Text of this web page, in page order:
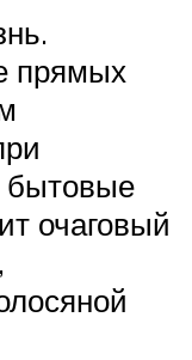
прямых
бытовые
очаговый